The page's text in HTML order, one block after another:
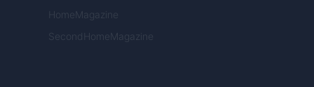
HomeMagazine
SecondHomeMagazine